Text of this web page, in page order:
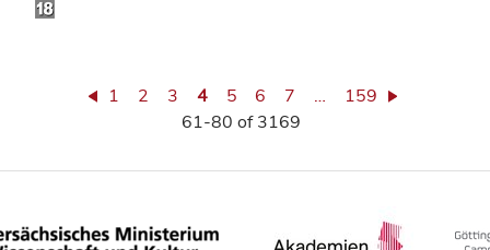
1 2 3 4 5 6 7 …
159
61-80 of 3169